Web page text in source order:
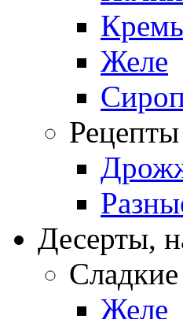
Желе
Рецепты
Десерты,
Желе